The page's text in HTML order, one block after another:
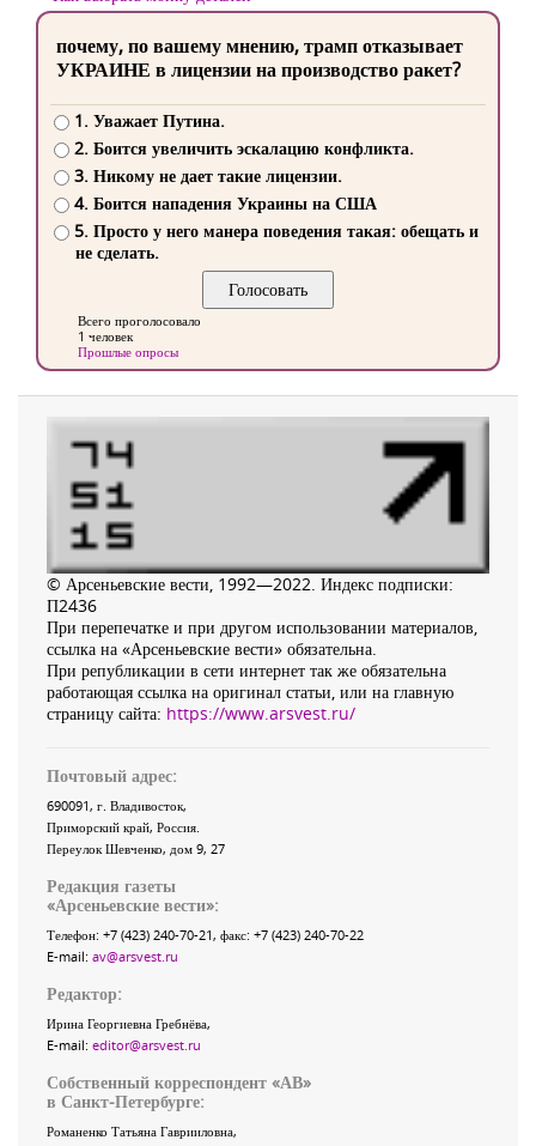
почему, по вашему мнению, трамп отказывает
УКРАИНЕ в лицензии на производство ракет?
1. Уважает Путина.
2. Боится увеличить эскалацию конфликта.
3. Никому не дает такие лицензии.
4. Боится нападения Украины на США
5. Просто у него манера поведения такая: обещать и
не сделать.
Всего проголосовало
1 человек
Прошлые опросы
© Арсеньевские вести, 1992—2022. Индекс подписки:
П2436
При перепечатке и при другом использовании материалов,
ссылка на «Арсеньевские вести» обязательна.
При републикации в сети интернет так же обязательна
работающая ссылка на оригинал статьи, или на главную
страницу сайта: https://www.arsvest.ru/
Почтовый адрес:
690091, г. Владивосток,
Приморский край, Россия
Переулок Шевченко, дом 9, 27
Редакция газеты
«Арсеньевские вести»:
Телефон: +7 (423) 240-70-21, факс: +7 (423) 240-70-22
E-mail: av@arsvest.ru
Редактор:
Ирина Георгиевна Гребнёва,
E-mail: editor@arsvest.ru
Собственный корреспондент «АВ»
в Санкт-Петербурге:
Романенко Татьяна Гаврииловна,